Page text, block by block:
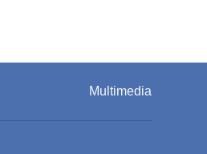
Multimedia